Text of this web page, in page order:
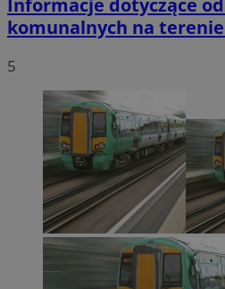
Informacje dotyczące
komunalnych na terenie
5